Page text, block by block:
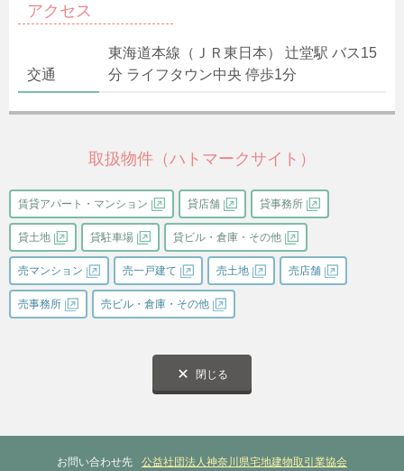
アクセス
交通
東海道本線（ＪＲ東日本） 辻堂駅 バス15
分 ライフタウン中央 停歩1分
取扱物件（ハトマークサイト）
賃貸アパート・マンション 貸店舗 貸事務所
貸土地 貸駐車場 貸ビル・倉庫・その他
売マンション 売一戸建て 売土地 売店舗
売事務所 売ビル・倉庫・その他
閉じる
お問い合わせ先 公益社団法人神奈川県宅地建物取引業協会